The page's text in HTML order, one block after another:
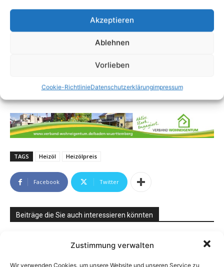
Akzeptieren
Ablehnen
Vorlieben
Cookie-RichtlinieDatenschutzerklärungimpressum